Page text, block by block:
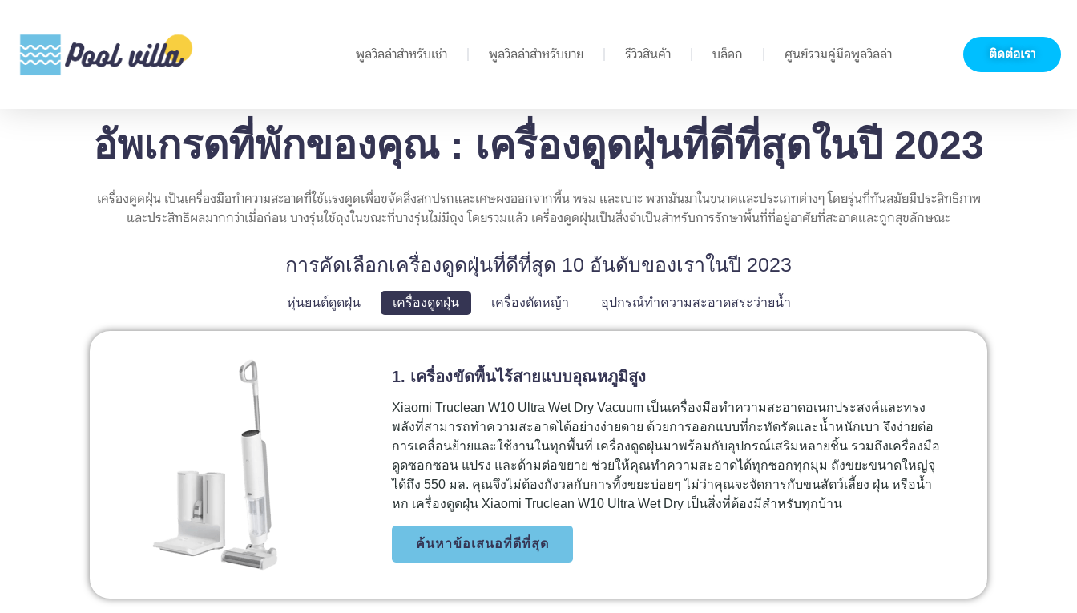
พูลวิลล่าสำหรับเช่า พูลวิลล่าสำหรับขาย รีวิวสินค้า บล็อก ศูนย์รวมคู่มือพูลวิลล่า ติดต่อเรา
อัพเกรดที่พักของคุณ : เครื่องดูดฝุ่นที่ดีที่สุดในปี 2023
เครื่องดูดฝุ่น เป็นเครื่องมือทำความสะอาดที่ใช้แรงดูดเพื่อขจัดสิ่งสกปรกและเศษผงออกจากพื้น พรม และเบาะ พวกมันมาในขนาดและประเภทต่างๆ โดยรุ่นที่ทันสมัยมีประสิทธิภาพ
และประสิทธิผลมากกว่าเมื่อก่อน บางรุ่นใช้ถุงในขณะที่บางรุ่นไม่มีถุง โดยรวมแล้ว เครื่องดูดฝุ่นเป็นสิ่งจำเป็นสำหรับการรักษาพื้นที่ที่อยู่อาศัยที่สะอาดและถูกสุขลักษณะ
การคัดเลือกเครื่องดูดฝุ่นที่ดีที่สุด 10 อันดับของเราในปี 2023
หุ่นยนต์ดูดฝุ่น เครื่องดูดฝุ่น เครื่องตัดหญ้า อุปกรณ์ทำความสะอาดสระว่ายน้ำ
1. เครื่องขัดพื้นไร้สายแบบอุณหภูมิสูง
Xiaomi Truclean W10 Ultra Wet Dry Vacuum เป็นเครื่องมือทำความสะอาดอเนกประสงค์และทรง
พลังที่สามารถทำความสะอาดได้อย่างง่ายดาย ด้วยการออกแบบที่กะทัดรัดและน้ำหนักเบา จึงง่ายต่อ
การเคลื่อนย้ายและใช้งานในทุกพื้นที่ เครื่องดูดฝุ่นมาพร้อมกับอุปกรณ์เสริมหลายชิ้น รวมถึงเครื่องมือ
ดูดซอกซอน แปรง และด้ามต่อขยาย ช่วยให้คุณทำความสะอาดได้ทุกซอกทุกมุม ถังขยะขนาดใหญ่จุ
ได้ถึง 550 มล. คุณจึงไม่ต้องกังวลกับการทิ้งขยะบ่อยๆ ไม่ว่าคุณจะจัดการกับขนสัตว์เลี้ยง ฝุ่น หรือน้ำ
หก เครื่องดูดฝุ่น Xiaomi Truclean W10 Ultra Wet Dry เป็นสิ่งที่ต้องมีสำหรับทุกบ้าน
ค้นหาข้อเสนอที่ดีที่สุด